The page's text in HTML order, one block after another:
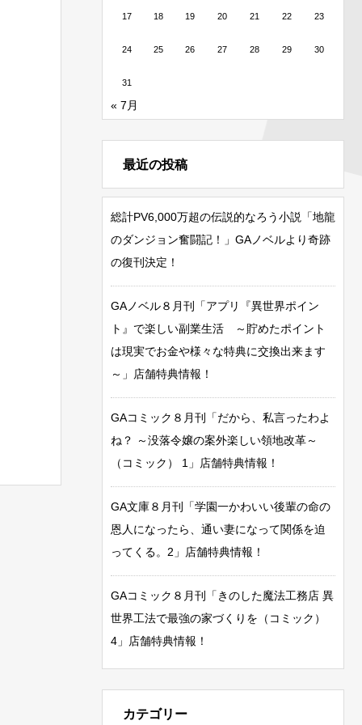
17 18 19 20 21 22 23
24 25 26 27 28 29 30
31
« 7月
最近の投稿
総計PV6,000万超の伝説的なろう小説「地龍
のダンジョン奮闘記！」GAノベルより奇跡
の復刊決定！
GAノベル８月刊「アプリ『異世界ポイン
ト』で楽しい副業生活 ～貯めたポイント
は現実でお金や様々な特典に交換出来ます
～」店舗特典情報！
GAコミック８月刊「だから、私言ったわよ
ね？ ～没落令嬢の案外楽しい領地改革～
（コミック） 1」店舗特典情報！
GA文庫８月刊「学園一かわいい後輩の命の
恩人になったら、通い妻になって関係を迫
ってくる。2」店舗特典情報！
GAコミック８月刊「きのした魔法工務店 異
世界工法で最強の家づくりを（コミック）
4」店舗特典情報！
カテゴリー